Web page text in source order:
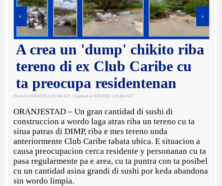
‹ ›
A crea un 'dump' chikito riba
tereno di ex Club Caribe cu
ta preocupa residentenan
Posted on 6/30/2026, 9:35 AM AST | Updated on 6/30/2026, 9:36 AM AST
ORANJESTAD – Un gran cantidad di sushi di
construccion a wordo laga atras riba un tereno cu ta
situa patras di DIMP, riba e mes tereno unda
anteriormente Club Caribe tabata ubica. E situacion a
causa preocupacion cerca residente y personanan cu ta
pasa regularmente pa e area, cu ta puntra con ta posibel
cu un cantidad asina grandi di sushi por keda abandona
sin wordo limpia.